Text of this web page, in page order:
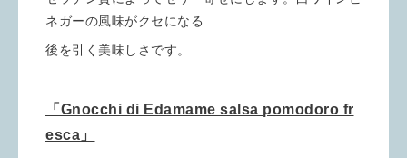
ネガーの風味がクセになる
後を引く美味しさです。
「Gnocchi di Edamame salsa pomodoro fr
esca」